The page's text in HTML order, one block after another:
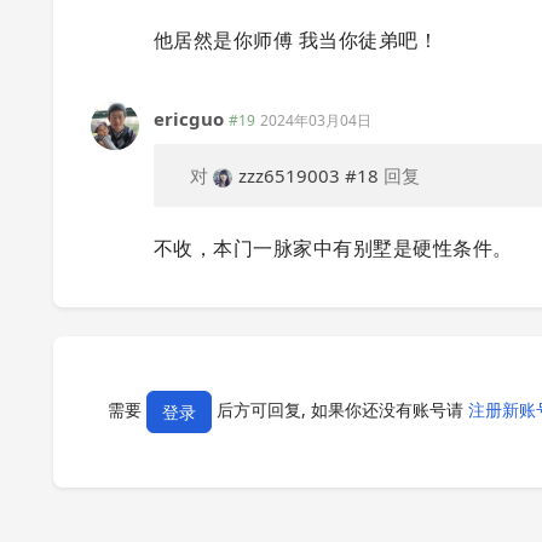
他居然是你师傅 我当你徒弟吧！
ericguo #19 2024年03月04日
对 zzz6519003 #18 回复
不收，本门一脉家中有别墅是硬性条件。
需要 登录 后方可回复, 如果你还没有账号请 注册新账